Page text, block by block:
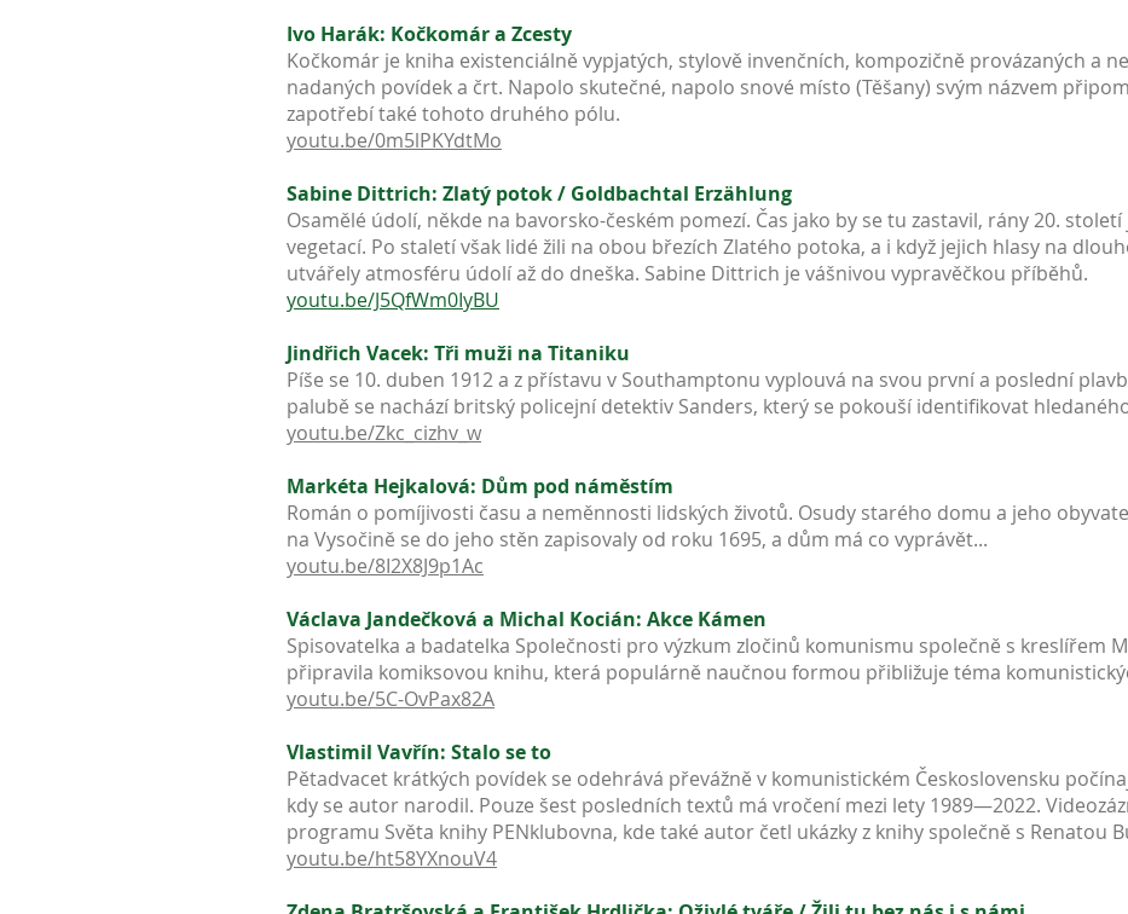
Ivo Harák: Kočkomár a Zcesty
Kočkomár je kniha existenciálně vypjatých, stylově invenčních, kompozičně provázaných a
nadaných povídek a črt. Napolo skutečné, napolo snové místo (Těšany) svým názvem
zapotřebí také tohoto druhého pólu.
youtu.be/0m5lPKYdtMo
Sabine Dittrich: Zlatý potok / Goldbachtal Erzählung
Osamělé údolí, někde na bavorsko-českém pomezí. Čas jako by se tu zastavil, rány 20.
vegetací. Po staletí však lidé žili na obou březích Zlatého potoka, a i když jejich hlasy na
utvářely atmosféru údolí až do dneška. Sabine Dittrich je vášnivou vypravěčkou příběhů.
youtu.be/J5QfWm0IyBU
Jindřich Vacek: Tři muži na Titaniku
Píše se 10. duben 1912 a z přístavu v Southamptonu vyplouvá na svou první a poslední
palubě se nachází britský policejní detektiv Sanders, který se pokouší identifikovat
youtu.be/Zkc_cizhv_w
Markéta Hejkalová: Dům pod náměstím
Román o pomíjivosti času a neměnnosti lidských životů. Osudy starého domu a jeho
na Vysočině se do jeho stěn zapisovaly od roku 1695, a dům má co vyprávět...
youtu.be/8I2X8J9p1Ac
Václava Jandečková a Michal Kocián: Akce Kámen
Spisovatelka a badatelka Společnosti pro výzkum zločinů komunismu společně s kreslířem
připravila komiksovou knihu, která populárně naučnou formou přibližuje téma
youtu.be/5C-OvPax82A
Vlastimil Vavřín: Stalo se to
Pětadvacet krátkých povídek se odehrává převážně v komunistickém Československu
kdy se autor narodil. Pouze šest posledních textů má vročení mezi lety 1989—2022.
programu Světa knihy PENklubovna, kde také autor četl ukázky z knihy společně s Renatou
youtu.be/ht58YXnouV4